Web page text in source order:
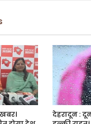
देहरादून :